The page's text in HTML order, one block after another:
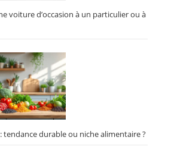
voiture d’occasion à un particulier ou à
tendance durable ou niche alimentaire ?